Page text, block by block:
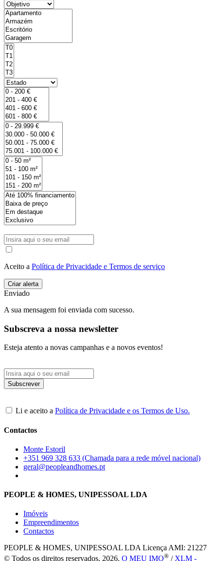
Aceito a Política de Privacidade e Termos de serviço
Enviado
A sua mensagem foi enviada com sucesso.
Subscreva a nossa newsletter
Esteja atento a novas campanhas e a novos eventos!
Li e aceito a Política de Privacidade e os Termos de Uso.
Contactos
Monte Estoril
+351 969 328 633 (Chamada para a rede móvel nacional)
geral@peopleandhomes.pt
PEOPLE & HOMES, UNIPESSOAL LDA
Imóveis
Empreendimentos
Contactos
PEOPLE & HOMES, UNIPESSOAL LDA Licença AMI: 21227
© Todos os direitos reservados, 2026. O MEU IMO® /XLM -